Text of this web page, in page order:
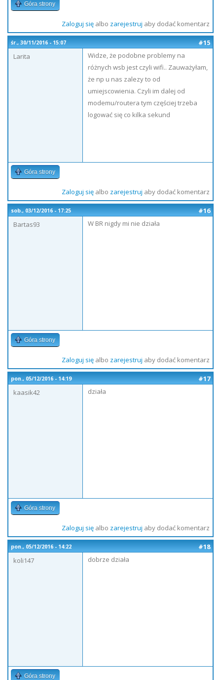
Góra strony
Zaloguj sięalbo zarejestruj aby dodać komentarz
śr., 30/11/2016 - 15:07
#15
Larita
Widze, że podobne problemy na
różnych wsb jest czyli wifi.. Zauważyłam,
że np u nas zalezy to od
umiejscowienia. Czyli im dalej od
modemu/routera tym częściej trzeba
logować się co kilka sekund
Góra strony
Zaloguj sięalbo zarejestruj aby dodać komentarz
sob., 03/12/2016 - 17:25
#16
Bartas93
W BR nigdy mi nie działa
Góra strony
Zaloguj sięalbo zarejestruj aby dodać komentarz
pon., 05/12/2016 - 14:19
#17
kaasik42
działa
Góra strony
Zaloguj sięalbo zarejestruj aby dodać komentarz
pon., 05/12/2016 - 14:22
#18
koli147
dobrze działa
Góra strony